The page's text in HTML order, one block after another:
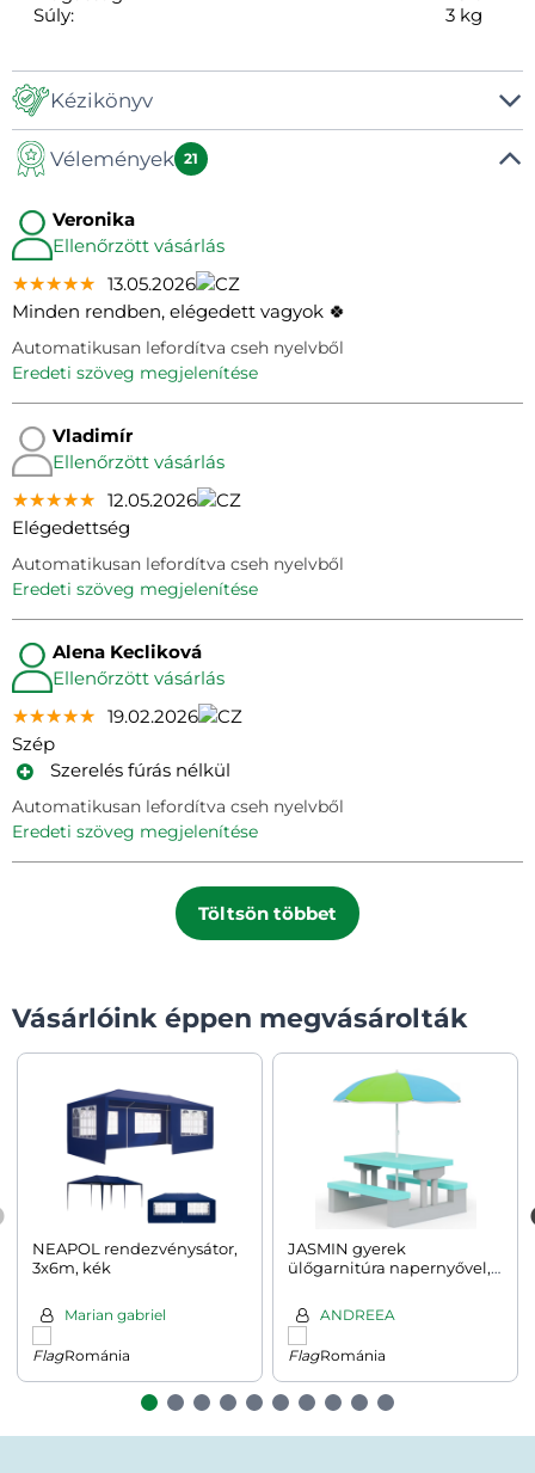
Súly:
3 kg
Kézikönyv
Kézikönyv
Vélemények 21
Veronika
Ellenőrzött vásárlás
★★★★★
★★★★★
★★★★★ 13.05.2026
Minden rendben, elégedett vagyok 🍀
Automatikusan lefordítva cseh nyelvből
eredeti szöveg megjelenítése
Vladimír
Ellenőrzött vásárlás
★★★★★
★★★★★
★★★★★ 12.05.2026
Elégedettség
Automatikusan lefordítva cseh nyelvből
eredeti szöveg megjelenítése
Alena Kecliková
Ellenőrzött vásárlás
★★★★★
★★★★★
★★★★★ 19.02.2026
Szép
Szerelés fúrás nélkül
Automatikusan lefordítva cseh nyelvből
eredeti szöveg megjelenítése
Töltsön többet
Vásárlóink éppen megvásárolták
NEAPOL rendezvénysátor,
3x6m, kék
Marian gabriel
Románia
JASMIN gyerek
ülőgarnitúra napernyővel,
szürke/mentazöld
ANDREEA
Románia